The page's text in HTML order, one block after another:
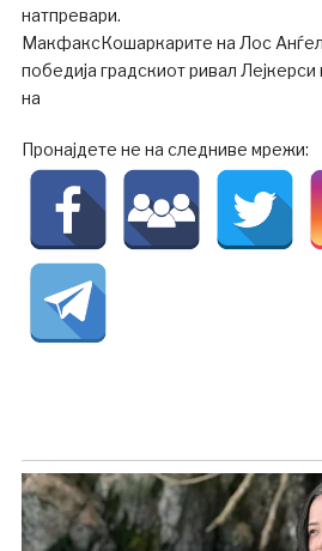
натпревари.
МакфаксКошаркарите на Лос
победија градскиот ривал Лејкерси
на
Пронајдете не на следниве мрежи: